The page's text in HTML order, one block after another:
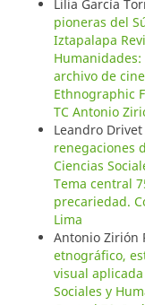
Lilia García
pioneras del
Iztapalapa
archivo de
Ethnographic
TC Antonio
Leandro
renegaciones
Ciencias
Tema central
precariedad.
Lima
Antonio Zirión
etnográfico,
visual aplicada
Sociales y